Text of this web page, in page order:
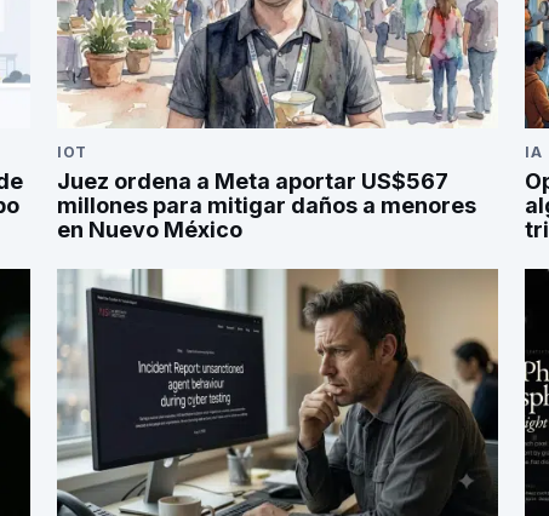
IOT
Juez ordena a Meta aportar US$567
millones para mitigar daños a menores
en Nuevo México
IA